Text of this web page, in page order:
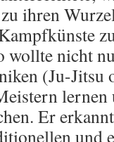
ihren
wollte nicht
(Ju-Jitsu
Er
und